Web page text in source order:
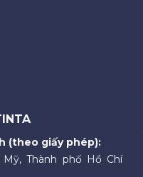
(theo giấy phép):
Thành phố Hồ Chí